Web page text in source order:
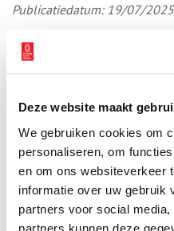
Deze website maakt
We gebruiken cookies om
personaliseren, om
en om ons websiteverkeer
informatie over uw gebruik
partners voor social
partners kunnen deze
Publicatiedatum: 19/07/2025
Ontvang de
Wilt u op de hoogte blijven
laatste erfgoednieuws?
wekelijkse nieuwsbrief!